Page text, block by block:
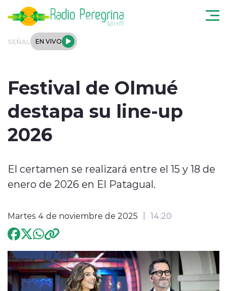
SEÑAL EN VIVO
Tendencias
Internacional
Entrevistas
Festival de Olmué
destapa su line-up
2026
El certamen se realizará entre el 15 y 18 de
enero de 2026 en El Patagual.
Martes 4 de noviembre de 2025 14:20